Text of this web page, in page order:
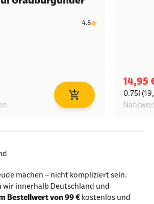
4.8
In den Warenkorb
14,95
0.75l
machen – nicht kompliziert sein.
wir innerhalb Deutschland und
Bestellwert von 99 € kostenlos und